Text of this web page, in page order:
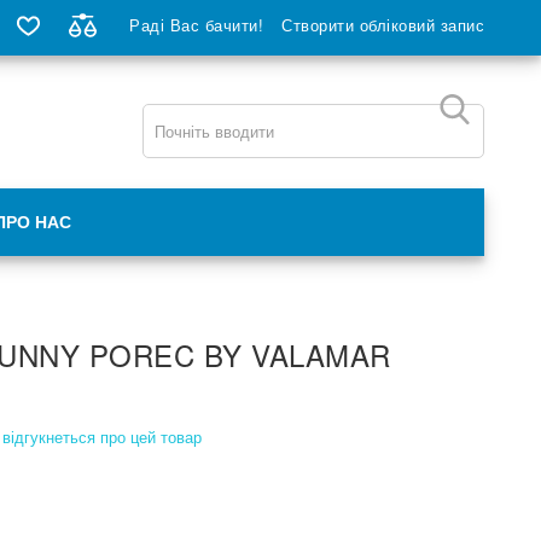
Раді Вас бачити! Створити обліковий запис
НАС
POREC BY VALAMAR
про цей товар